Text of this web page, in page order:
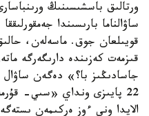
ورتالىق باسشىسىنىڭ
ساۋالناما بارىسىندا
قويىلعان جوق. ماسەلەن،
قىزمەت كەزىندە دارىگەرگە
جاسادىڭىز با؟» دەگەن
22 پايىزى ونداي «سىي-
الايدا ونى ءوز ەركىمەن